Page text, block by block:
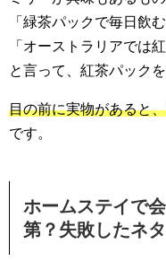
「緑茶パックで毎日飲
「オーストラリアでは紅
と言って、紅茶パック
目の前に実物があると
です。
ホームステイで
第？失敗したネタ